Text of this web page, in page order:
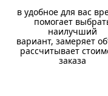
в удобное для вас
помогает
наилучший
вариант, замеряет
рассчитывает
заказа